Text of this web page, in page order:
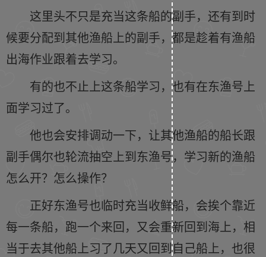
这里头不只是充当这条船的副手，还有到时
候要分配到其他渔船上的副手，都是趁着有渔船
出海作业跟着去学习。
有的也不止上这条船学习，也有在东渔号上
面学习过了。
他也会安排调动一下，让其他渔船的船长跟
副手偶尔也轮流抽空上到东渔号，学习新的渔船
怎么开？怎么操作？
正好东渔号也临时充当收鲜船，会挨个靠近
每一条船，跑一个来回，又会重新回到海上，相
当于去其他船上习了几天又回到自己船上，也很